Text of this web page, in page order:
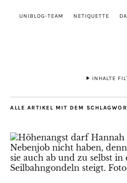
UNIBLOG-TEAM NETIQUETTE
INHALTE
ALLE ARTIKEL MIT DEM